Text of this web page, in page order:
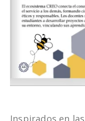
Inspirados en